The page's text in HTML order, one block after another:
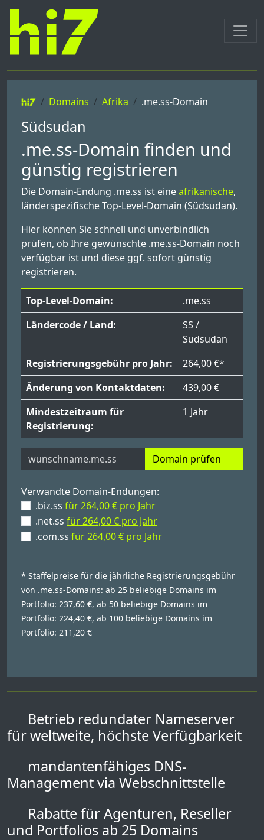
Domains Afrika .me.ss-Domain
Südsudan
.me.ss-Domain finden und
günstig registrieren
Die Domain-Endung .me.ss ist eineafrikanische,
länderspezifische Top-Level-Domain (Südsudan).
Hier können Sie schnell und unverbindlich
prüfen, ob Ihre gewünschte .me.ss-Domain noch
verfügbar ist und diese ggf. sofort günstig
registrieren.
Top-Level-Domain:
.me.ss
Ländercode / Land:
SS /
Südsudan
Registrierungsgebühr pro Jahr:
264,00 €*
Änderung von Kontaktdaten:
439,00 €
Mindestzeitraum für
Registrierung:
1 Jahr
Domain prüfen
Verwandte Domain-Endungen:
.biz.ss für 264,00 € pro Jahr
.net.ss für 264,00 € pro Jahr
.com.ss für 264,00 € pro Jahr
* Staffelpreise für die jährliche Registrierungsgebühr
von .me.ss-Domains: ab 25 beliebige Domains im
Portfolio: 237,60 €, ab 50 beliebige Domains im
Portfolio: 224,40 €, ab 100 beliebige Domains im
Portfolio: 211,20 €
Betrieb redundater Nameserver
für weltweite, höchste Verfügbarkeit
mandantenfähiges DNS-
Management via Webschnittstelle
Rabatte für Agenturen, Reseller
und Portfolios ab 25 Domains